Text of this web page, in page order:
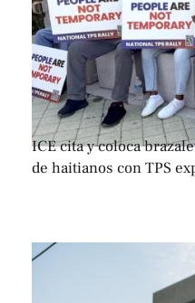
ICE cita y coloca
de haitianos con TPS